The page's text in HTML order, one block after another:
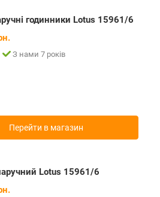
годинники Lotus 15961/6
З нами 7 років
Перейти в магазин
Lotus 15961/6